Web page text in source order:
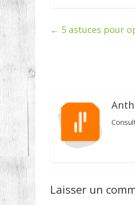
← 5 astuces pour
Laisser un